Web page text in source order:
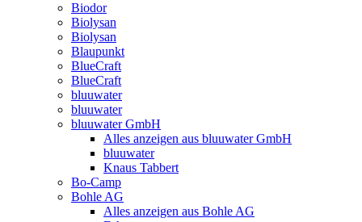
Biodor
Biolysan
Biolysan
Blaupunkt
BlueCraft
BlueCraft
bluuwater
bluuwater
bluuwater GmbH
Alles anzeigen aus bluuwater GmbH
bluuwater
Knaus Tabbert
Bo-Camp
Bohle AG
Alles anzeigen aus Bohle AG